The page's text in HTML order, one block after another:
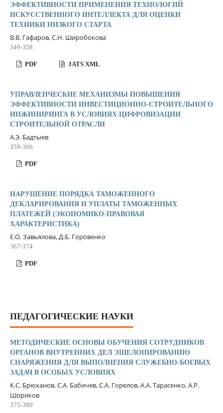
ЭФФЕКТИВНОСТИ ПРИМЕНЕНИЯ ТЕХНОЛОГИЙ
ИСКУССТВЕННОГО ИНТЕЛЛЕКТА ДЛЯ ОЦЕНКИ
ТЕХНИКИ НИЗКОГО СТАРТА
В.В. Гафаров, С.Н. Широбокова
349-358
PDF JATS XML
УПРАВЛЕНЧЕСКИЕ МЕХАНИЗМЫ ПОВЫШЕНИЯ
ЭФФЕКТИВНОСТИ ИНВЕСТИЦИОННО-СТРОИТЕЛЬНОГО
ИНЖИНИРИНГА В УСЛОВИЯХ ЦИФРОВИЗАЦИИ
СТРОИТЕЛЬНОЙ ОТРАСЛИ
А.Э. Бадтыев
359-366
PDF
НАРУШЕНИЕ ПОРЯДКА ТАМОЖЕННОГО
ДЕКЛАРИРОВАНИЯ И УПЛАТЫ ТАМОЖЕННЫХ
ПЛАТЕЖЕЙ (ЭКОНОМИКО-ПРАВОВАЯ
ХАРАКТЕРИСТИКА)
Е.О. Завьялова, Д.Б. Горовенко
367-374
PDF
ПЕДАГОГИЧЕСКИЕ НАУКИ
МЕТОДИЧЕСКИЕ ОСНОВЫ ОБУЧЕНИЯ СОТРУДНИКОВ
ОРГАНОВ ВНУТРЕННИХ ДЕЛ ЭШЕЛОНИРОВАНИЮ
СНАРЯЖЕНИЯ ДЛЯ ВЫПОЛНЕНИЯ СЛУЖЕБНО-БОЕВЫХ
ЗАДАЧ В ОСОБЫХ УСЛОВИЯХ
К.С. Брюханов, С.А. Бабичев, С.А. Горелов, А.А. Тарасенко, А.Р.
Шориков
375-380